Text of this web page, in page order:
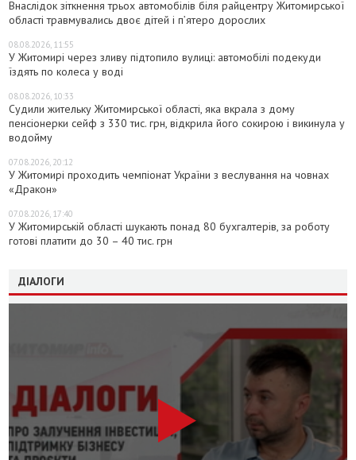
Внаслідок зіткнення трьох автомобілів біля райцентру Житомирської
області травмувались двоє дітей і пʼятеро дорослих
08.08.2026, 11:55
У Житомирі через зливу підтопило вулиці: автомобілі подекуди
їздять по колеса у воді
08.08.2026, 10:33
Судили жительку Житомирської області, яка вкрала з дому
пенсіонерки сейф з 330 тис. грн, відкрила його сокирою і викинула у
водойму
07.08.2026, 20:12
У Житомирі проходить чемпіонат України з веслування на човнах
«Дракон»
07.08.2026, 17:40
У Житомирській області шукають понад 80 бухгалтерів, за роботу
готові платити до 30 – 40 тис. грн
ДІАЛОГИ